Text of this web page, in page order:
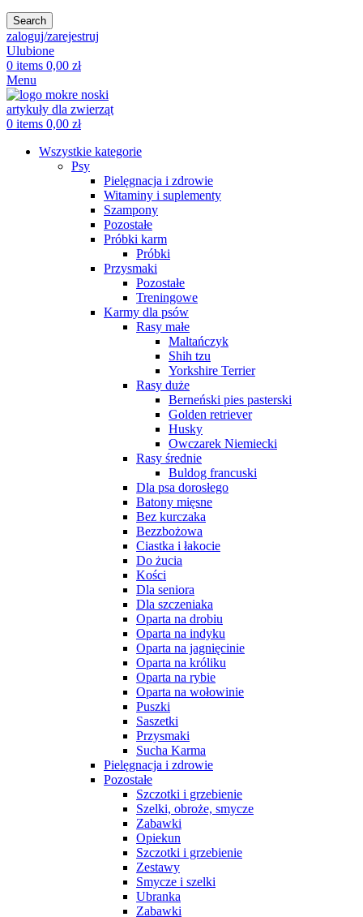
Search
zaloguj/zarejestruj
Ulubione
0 items 0,00 zł
Menu
0 items 0,00 zł
Wszystkie kategorie
Psy
Pielęgnacja i zdrowie
Witaminy i suplementy
Szampony
Pozostałe
Próbki karm
Próbki
Przysmaki
Pozostałe
Treningowe
Karmy dla psów
Rasy małe
Maltańczyk
Shih tzu
Yorkshire Terrier
Rasy duże
Berneński pies pasterski
Golden retriever
Husky
Owczarek Niemiecki
Rasy średnie
Buldog francuski
Dla psa dorosłego
Batony mięsne
Bez kurczaka
Bezzbożowa
Ciastka i łakocie
Do żucia
Kości
Dla seniora
Dla szczeniaka
Oparta na drobiu
Oparta na indyku
Oparta na jagnięcinie
Oparta na króliku
Oparta na rybie
Oparta na wołowinie
Puszki
Saszetki
Przysmaki
Sucha Karma
Pielęgnacja i zdrowie
Pozostałe
Szczotki i grzebienie
Szelki, obroże, smycze
Zabawki
Opiekun
Szczotki i grzebienie
Zestawy
Smycze i szelki
Ubranka
Zabawki